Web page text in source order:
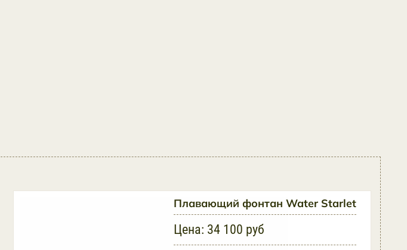
Плавающий фонтан Water Starlet
Цена: 34 100 руб